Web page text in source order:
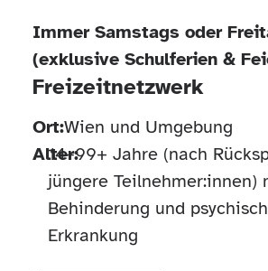
Immer Samstags oder
(exklusive Schulferien &
Freizeitnetzwerk
Ort:Wien und Umgebung
Alter:
14–99+ Jahre (nach
jüngere Teilnehmer:innen)
Behinderung und
Erkrankung